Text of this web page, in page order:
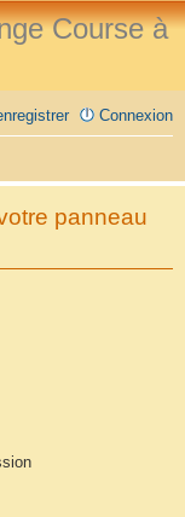
Course à
Connexion
panneau